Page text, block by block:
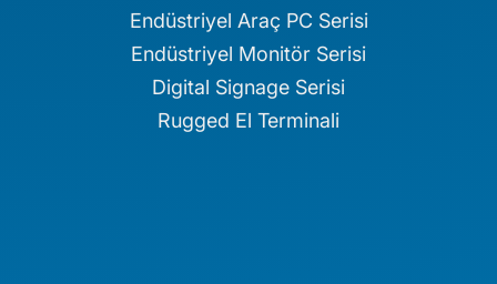
Endüstriyel Araç PC Serisi
Endüstriyel Monitör Serisi
Digital Signage Serisi
Rugged El Terminali